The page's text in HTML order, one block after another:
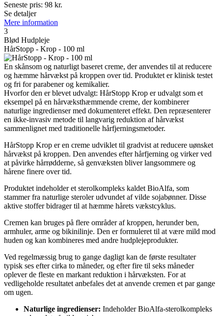
Seneste pris: 98 kr.
Se detaljer
Mere information
3
Blød Hudpleje
HårStopp - Krop - 100 ml
En skånsom og naturligt baseret creme, der anvendes til at reducere
og hæmme hårvækst på kroppen over tid. Produktet er klinisk testet
og fri for parabener og kemikalier.
Hvorfor den er blevet udvalgt: HårStopp Krop er udvalgt som et
eksempel på en hårvæksthæmmende creme, der kombinerer
naturlige ingredienser med dokumenteret effekt. Den repræsenterer
en ikke-invasiv metode til langvarig reduktion af hårvækst
sammenlignet med traditionelle hårfjerningsmetoder.
HårStopp Krop er en creme udviklet til gradvist at reducere uønsket
hårvækst på kroppen. Den anvendes efter hårfjerning og virker ved
at påvirke hårrødderne, så genvæksten bliver langsommere og
hårene finere over tid.
Produktet indeholder et sterolkompleks kaldet BioAlfa, som
stammer fra naturlige steroler udvundet af vilde sojabønner. Disse
aktive stoffer bidrager til at hæmme hårets vækstcyklus.
Cremen kan bruges på flere områder af kroppen, herunder ben,
armhuler, arme og bikinilinje. Den er formuleret til at være mild mod
huden og kan kombineres med andre hudplejeprodukter.
Ved regelmæssig brug to gange dagligt kan de første resultater
typisk ses efter cirka to måneder, og efter fire til seks måneder
oplever de fleste en markant reduktion i hårvæksten. For at
vedligeholde resultatet anbefales det at anvende cremen et par gange
om ugen.
Naturlige ingredienser: Indeholder BioAlfa-sterolkompleks